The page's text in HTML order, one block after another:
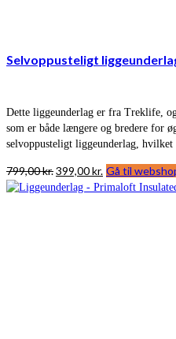
Selvoppusteligt
Dette liggeunderlag er fra Treklife,
som er både længere og bredere for
selvoppusteligt liggeunderlag, hvilket
799,00kr.Den
oprindelige
399,00kr. Den
aktuelle
Gå til